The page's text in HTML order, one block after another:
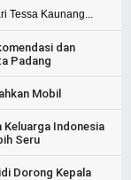
Tessa Kaunang...
dan
Padang
Mobil
Keluarga Indonesia
Seru
Dorong Kepala